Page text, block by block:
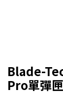
Blade-
Pro單彈